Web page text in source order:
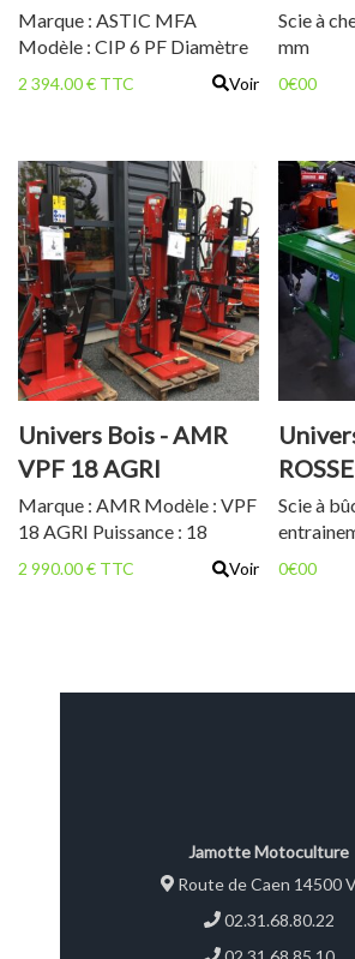
BROYEUR DE
BRANCHES
Marque : ASTIC MFA
Modèle : CIP 6 PF Diamètre
de branches (cm) : 6 PDF
maxi : 40 cv Transmission
de la trémie (mm) : 440*335
Hauteur d' évacuation (mm) :
850 Poids (kg) : 72 Cardan
inclus État neuf Garantie 1 an
2 394.00 € TTC Voir
700 R
Scie à
mm
0€00
Univers Bois - AMR
VPF 18 AGRI
Marque : AMR Modèle : VPF
18 AGRI Puissance : 18
tonnes Poids : 360 kg 108 cm
de dégagement 2 vitesses de
neuf Garantie 2 ans TVA
2 990.00 € TTC Voir
Scie à
0€00
Jamotte Motoculture
Route de Caen 14500
02.31.68.80.22